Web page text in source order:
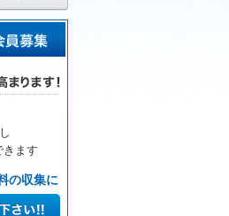
きます
の収集に